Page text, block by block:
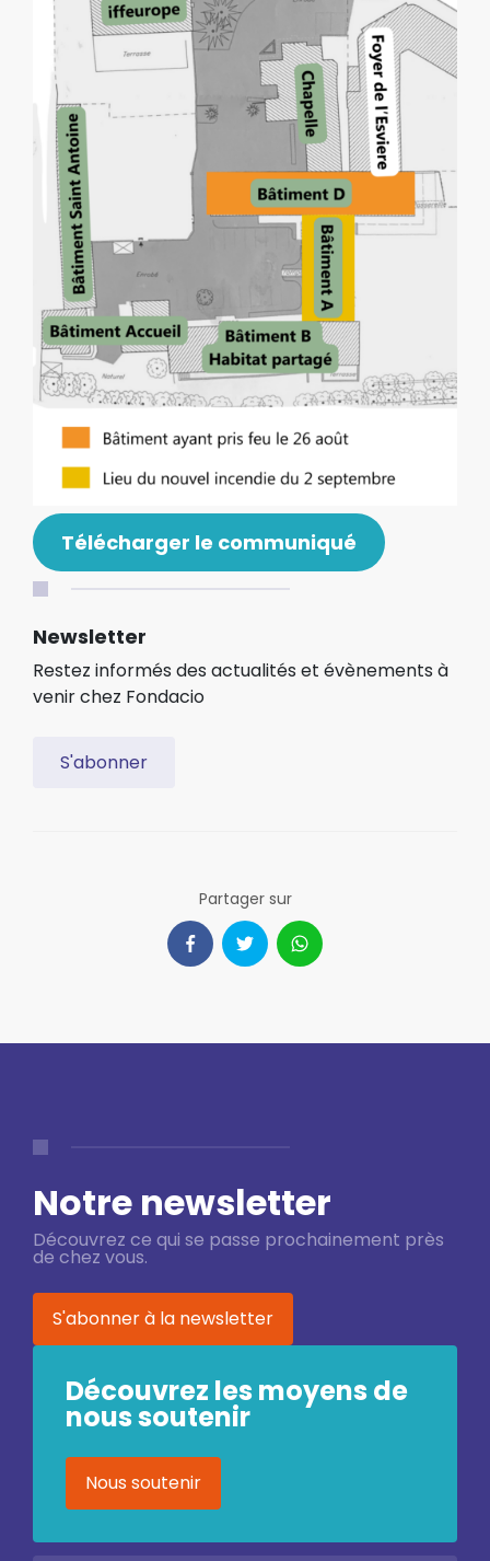
Télécharger le communiqué
Newsletter
Restez informés des actualités et évènements à
venir chez Fondacio
S'abonner
Partager sur
Notre newsletter
Découvrez ce qui se passe prochainement près
de chez vous.
S'abonner à la newsletter
Découvrez les moyens de
nous soutenir
Nous soutenir